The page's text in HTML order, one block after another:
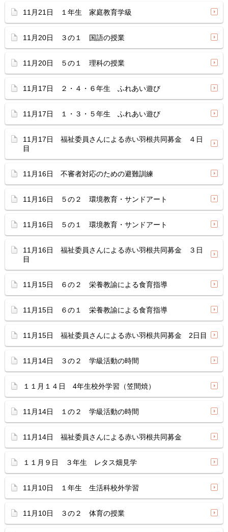
11月21日 １年生 家庭教育学級
11月20日 ３の１ 国語の授業
11月20日 ５の１ 理科の授業
11月17日 ２・４・６年生 ふれあい遊び
11月17日 １・３・５年生 ふれあい遊び
11月17日 福祉委員さんによる赤い羽根共同募金 ４日
目
11月16日 不審者対応のための避難訓練
11月16日 ５の２ 環境教育・サンドアート
11月16日 ５の１ 環境教育・サンドアート
11月16日 福祉委員さんによる赤い羽根共同募金 ３日
目
11月15日 ６の２ 栄養教諭による食育指導
11月15日 ６の１ 栄養教諭による食育指導
11月15日 福祉委員さんによる赤い羽根共同募金 2日目
11月14日 ３の２ 学級活動の時間
１１月１４日 4年生校外学習（笠間焼）
11月14日 １の２ 学級活動の時間
11月14日 福祉委員さんによる赤い羽根共同募金
１１月９日 ３年生 レタス畑見学
11月10日 １年生 生活科校外学習
11月10日 ３の２ 体育の授業